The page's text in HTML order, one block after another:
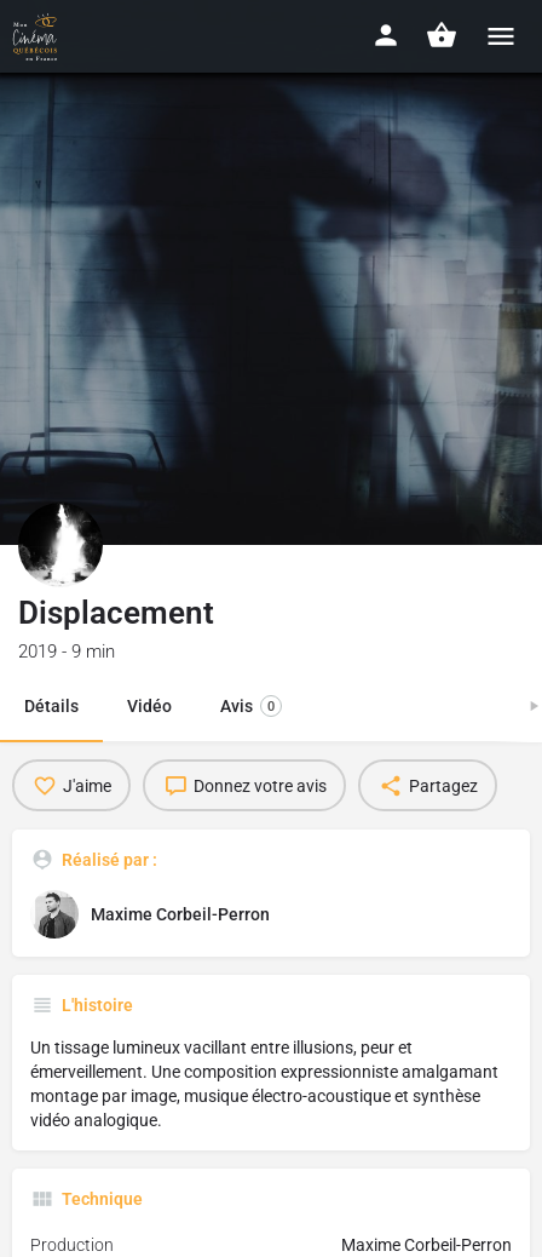
Displacement
2019 - 9 min
Détails Vidéo Avis 0
J'aime Donnez votre avis Partagez
Réalisé par :
Maxime Corbeil-Perron
L'histoire
Un tissage lumineux vacillant entre illusions, peur et
émerveillement. Une composition expressionniste amalgamant
montage par image, musique électro-acoustique et synthèse
vidéo analogique.
Technique
Production Maxime Corbeil-Perron